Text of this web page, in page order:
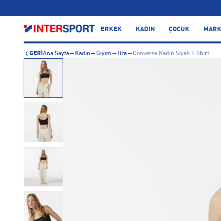
ERKEK KADIN ÇOCUK
GERİ Ana Sayfa Kadın Giyim Bra Converse Kadın Siyah T Shirt